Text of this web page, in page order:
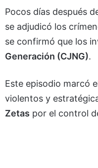
Pocos días después
se adjudicó los
se confirmó que los
Generación (CJNG).
Este episodio marcó
violentos y
Zetas por el control